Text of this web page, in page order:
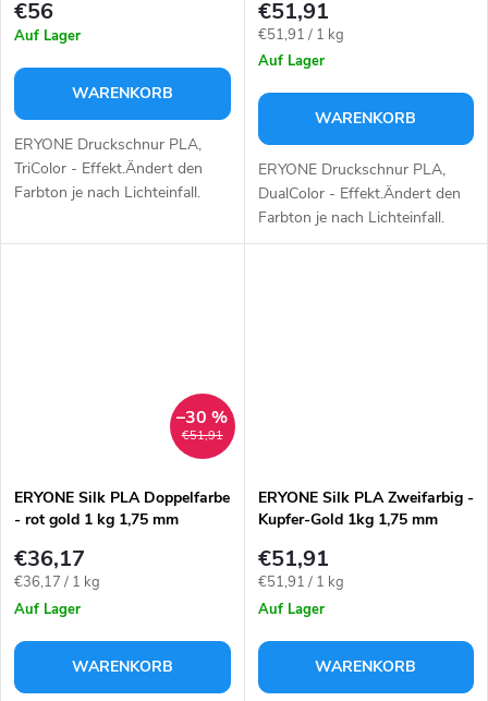
€56
Auf Lager
WARENKORB
ERYONE Druckschnur PLA,
TriColor - Effekt.Ändert den
Farbton je nach Lichteinfall.
€51,91
Verkaufspreis:
€51,91 / 1 kg
Auf Lager
WARENKORB
ERYONE Druckschnur PLA,
DualColor - Effekt.Ändert den
Farbton je nach Lichteinfall.
Farbe: lila-gold.
€51,91
–30 %
ERYONE Silk PLA Doppelfarbe
- rot gold 1 kg 1,75 mm
€36,17
Verkaufspreis:
€36,17 / 1 kg
Auf Lager
WARENKORB
ERYONE Silk PLA Zweifarbig -
Kupfer-Gold 1kg 1,75 mm
€51,91
Verkaufspreis:
€51,91 / 1 kg
Auf Lager
WARENKORB